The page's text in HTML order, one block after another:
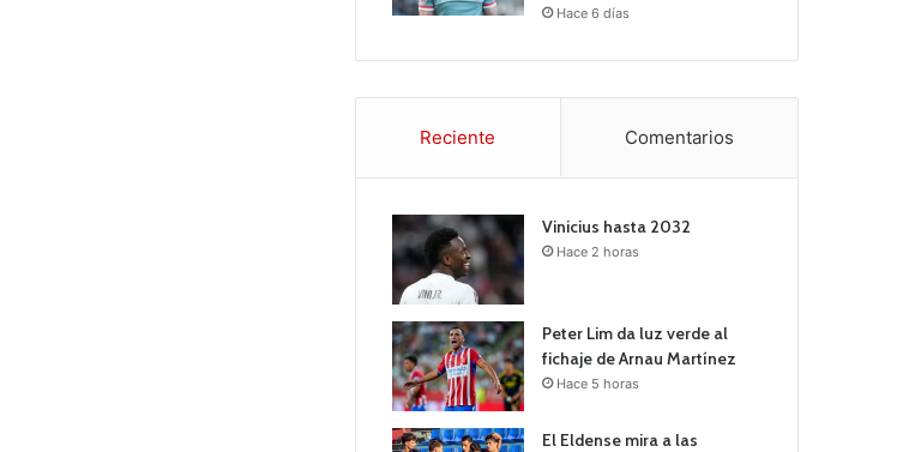
Hace 6 días
Reciente Comentarios
Vinicius hasta 2032
Hace 2 horas
Peter Lim da luz verde al
fichaje de Arnau Martínez
Hace 5 horas
El Eldense mira a las